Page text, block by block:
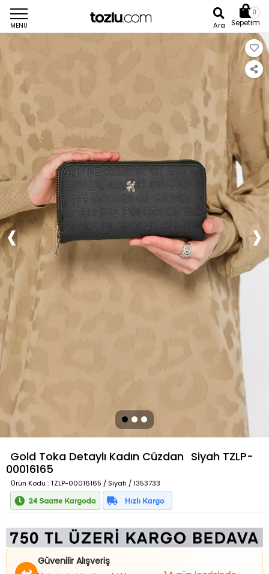
MENU Ara
0
Sepetim
Gold Toka Detaylı Kadın Cüzdan Siyah TZLP-
00016165
Ürün Kodu : TZLP-00016165 / Siyah / 1353733
Güvenilir Alışveriş
Ürününüzü teslim aldıktan sonra
kolayca iade edebilirsiniz.